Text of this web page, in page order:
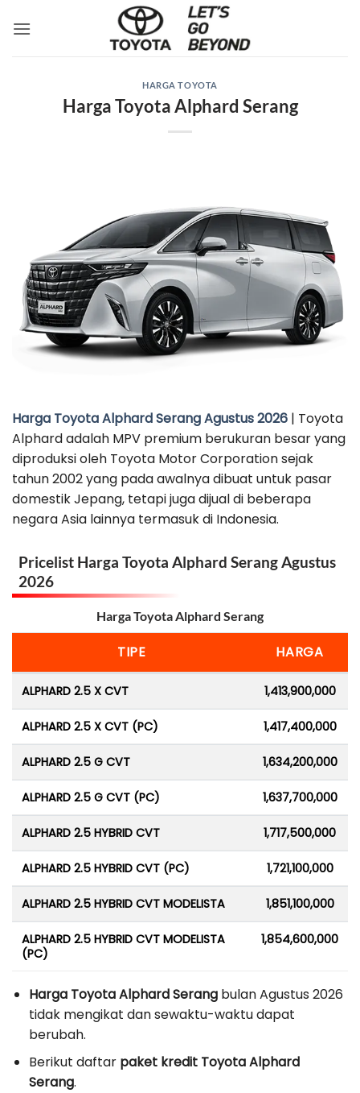
HARGA TOYOTA
Harga Toyota Alphard Serang
Harga Toyota Alphard Serang Agustus 2026 | Toyota
Alphard adalah MPV premium berukuran besar yang
diproduksi oleh Toyota Motor Corporation sejak
tahun 2002 yang pada awalnya dibuat untuk pasar
domestik Jepang, tetapi juga dijual di beberapa
negara Asia lainnya termasuk di Indonesia.
Pricelist Harga Toyota Alphard Serang Agustus
2026
Harga Toyota Alphard Serang
TIPE HARGA
ALPHARD 2.5 X CVT 1,413,900,000
ALPHARD 2.5 X CVT (PC) 1,417,400,000
ALPHARD 2.5 G CVT 1,634,200,000
ALPHARD 2.5 G CVT (PC) 1,637,700,000
ALPHARD 2.5 HYBRID CVT 1,717,500,000
ALPHARD 2.5 HYBRID CVT (PC) 1,721,100,000
ALPHARD 2.5 HYBRID CVT MODELISTA 1,851,100,000
ALPHARD 2.5 HYBRID CVT MODELISTA
(PC)
1,854,600,000
Harga Toyota Alphard Serang bulan Agustus 2026
tidak mengikat dan sewaktu-waktu dapat
berubah.
Berikut daftar paket kredit Toyota Alphard
Serang.